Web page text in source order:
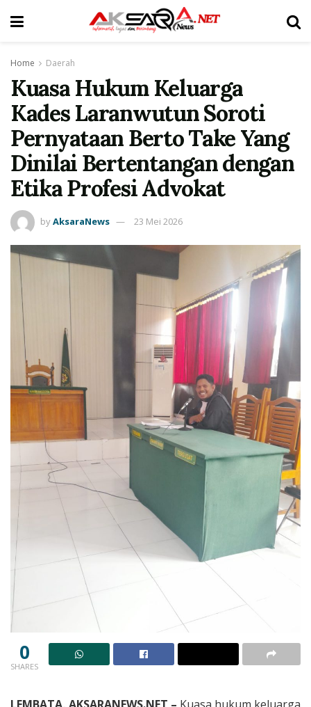
Home Daerah
Kuasa Hukum Keluarga
Kades Laranwutun Soroti
Pernyataan Berto Take Yang
Dinilai Bertentangan dengan
Etika Profesi Advokat
byAksaraNews 23 Mei 2026
0
SHARES